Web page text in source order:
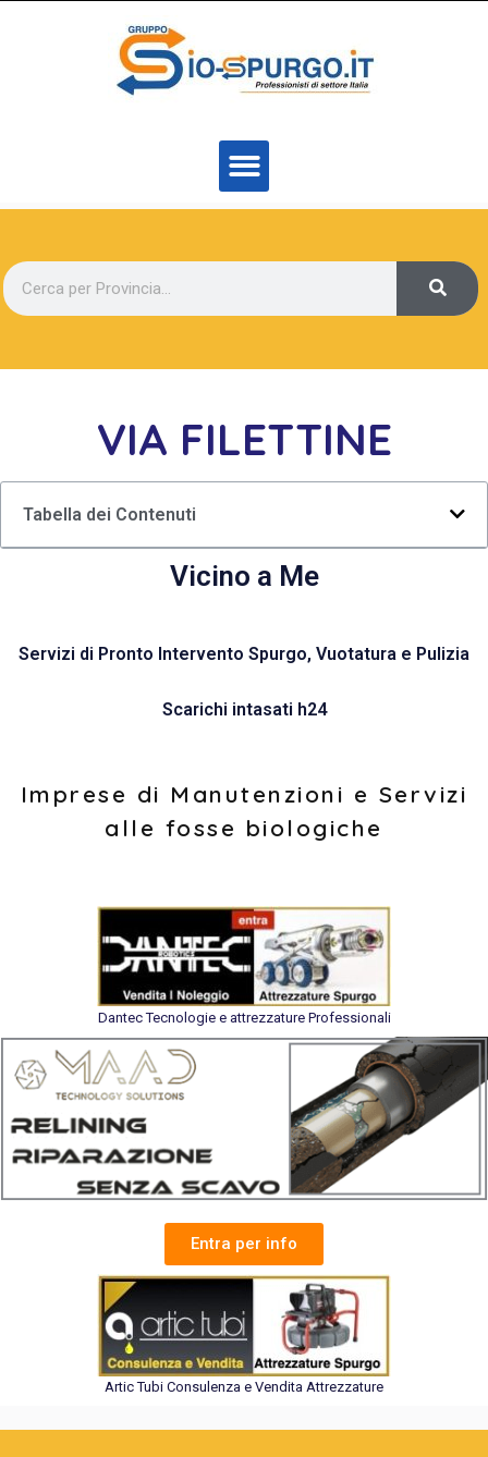
VIA FILETTINE
Tabella dei Contenuti
Vicino a Me
Servizi di Pronto Intervento Spurgo, Vuotatura e Pulizia
Scarichi intasati h24
Imprese di Manutenzioni e Servizi
alle fosse biologiche
Dantec Tecnologie e attrezzature Professionali
Entra per info
Artic Tubi Consulenza e Vendita Attrezzature